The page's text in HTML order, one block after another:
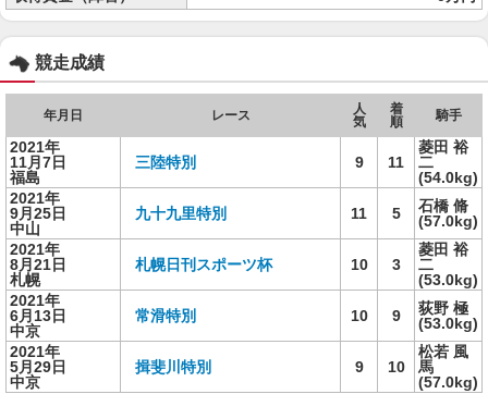
競走成績
年月日 レース
人
気
着
順
騎手
2021年
11月7日
福島
三陸特別 9 11
菱田 裕
二
(54.0kg)
2021年
9月25日
中山
九十九里特別 11 5
石橋 脩
(57.0kg)
2021年
8月21日
札幌
札幌日刊スポーツ杯 10 3
菱田 裕
二
(53.0kg)
2021年
6月13日
中京
常滑特別 10 9
荻野 極
(53.0kg)
2021年
5月29日
中京
揖斐川特別 9 10
松若 風
馬
(57.0kg)